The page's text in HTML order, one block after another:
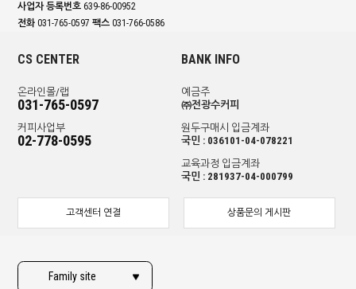
사업자 등록번호 639-86-00952
전화 031-765-0597팩스 031-766-0586
CS CENTER
온라인몰/랩
031-765-0597
커피사업부
02-778-0595
BANK INFO
예금주
㈜전광수커피
원두구매시 입금계좌
국민 : 036101-04-078221
교육과정 입금계좌
국민 : 281937-04-000799
고객센터 연결 상품문의 게시판
Family site